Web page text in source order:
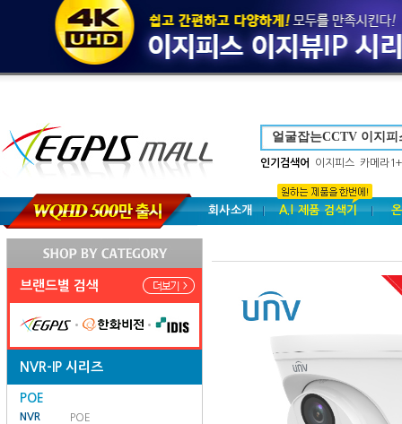
인기검색어 이지피스 카메라
회사소개 A.I 제품 검색기
브랜드별 검색
NVR-IP 시리즈
POE
NVR
POE